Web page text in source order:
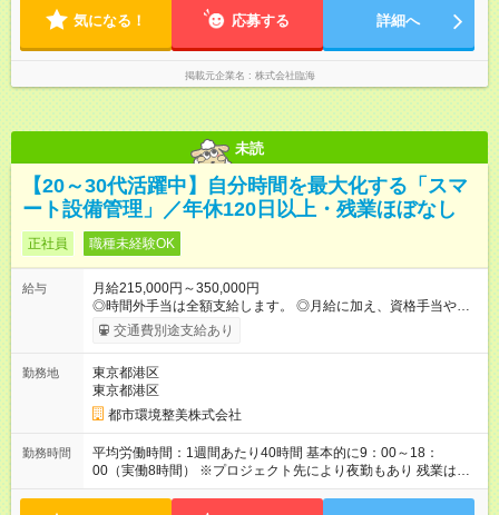
気になる！ 応募する 詳細へ
掲載元企業名 株式会社臨海
未読
【20～30代活躍中】自分時間を最大化する「スマ
ート設備管理」／年休120日以上・残業ほぼなし
正社員 職種未経験OK
給与
月給215,000円～350,000円
◎時間外手当は全額支給します。 ◎月給に加え、資格手当や報奨
金制度、家賃補助制度などもあります。 【試用期間】試用期間
なし
交通費別途支給あり
勤務地
東京都港区
東京都港区
都市環境整美株式会社
勤務時間
平均労働時間：1週間あたり40時間 基本的に9：00～18：
00（実働8時間） ※プロジェクト先により夜勤もあり 残業は月
10時間以下と少なめです！ 平均労働時間：1週間あたり40時間